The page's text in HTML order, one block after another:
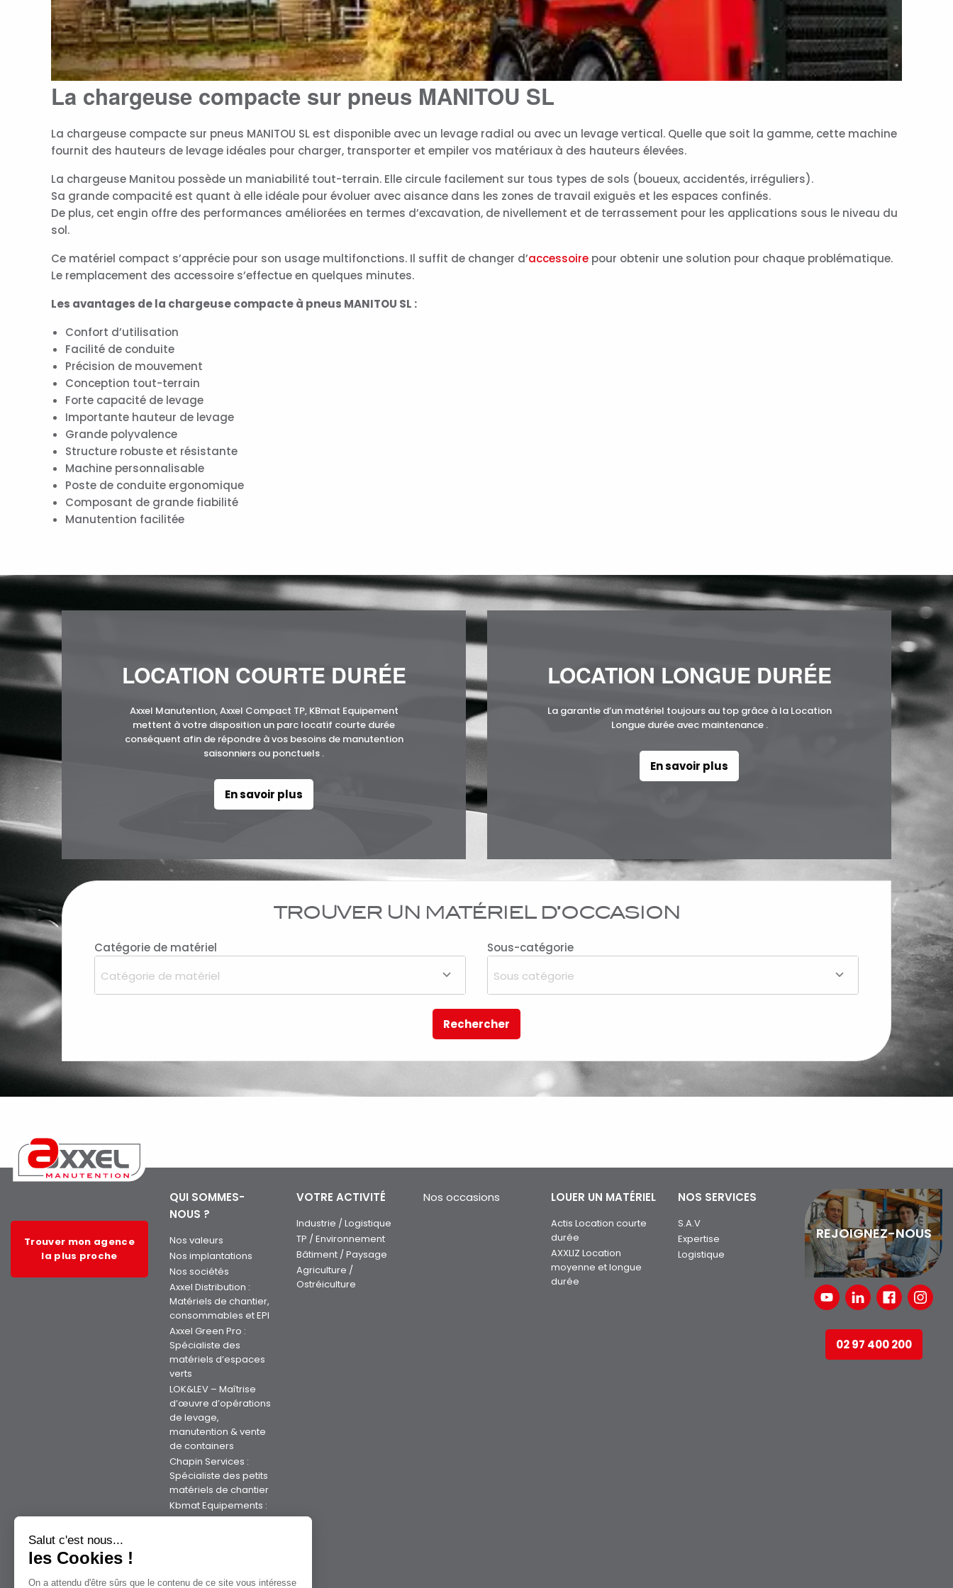
La chargeuse compacte sur pneus MANITOU SL
La chargeuse compacte sur pneus MANITOU SL est disponible avec un levage radial ou avec un levage vertical. Quelle que soit la gamme, cette machine
fournit des hauteurs de levage idéales pour charger, transporter et empiler vos matériaux à des hauteurs élevées.
La chargeuse Manitou possède un maniabilité tout-terrain. Elle circule facilement sur tous types de sols (boueux, accidentés, irréguliers).
Sa grande compacité est quant à elle idéale pour évoluer avec aisance dans les zones de travail exiguës et les espaces confinés.
De plus, cet engin offre des performances améliorées en termes d’excavation, de nivellement et de terrassement pour les applications sous le niveau du
sol.
Ce matériel compact s’apprécie pour son usage multifonctions. Il suffit de changer d’accessoire pour obtenir une solution pour chaque problématique.
Le remplacement des accessoire s’effectue en quelques minutes.
Les avantages de la chargeuse compacte à pneus MANITOU SL :
Confort d’utilisation
Facilité de conduite
Précision de mouvement
Conception tout-terrain
Forte capacité de levage
Importante hauteur de levage
Grande polyvalence
Structure robuste et résistante
Machine personnalisable
Poste de conduite ergonomique
Composant de grande fiabilité
Manutention facilitée
LOCATION COURTE DURÉE
Axxel Manutention, Axxel Compact TP, KBmat Equipement
mettent à votre disposition un parc locatif courte durée
conséquent afin de répondre à vos besoins de manutention
saisonniers ou ponctuels .
En savoir plus
LOCATION LONGUE DURÉE
La garantie d’un matériel toujours au top grâce à la Location
Longue durée avec maintenance .
En savoir plus
TROUVER UN MATÉRIEL D’OCCASION
Catégorie de matériel
Catégorie de matériel
Sous-catégorie
Sous catégorie
Rechercher
Trouver mon agence
la plus proche
QUI SOMMES-
NOUS ?
Nos valeurs
Nos implantations
Nos sociétés
Axxel Distribution :
Matériels de chantier,
consommables et EPI
Axxel Green Pro :
Spécialiste des
matériels d’espaces
verts
LOK&LEV – Maîtrise
d’œuvre d’opérations
de levage,
manutention & vente
de containers
Chapin Services :
Spécialiste des petits
matériels de chantier
Kbmat Equipements :
Votre expert Kubota
matériels sur la
VOTRE ACTIVITÉ
Industrie / Logistique
TP / Environnement
Bâtiment / Paysage
Agriculture /
Ostréiculture
Nos occasions LOUER UN MATÉRIEL
Actis Location courte
durée
AXXLIZ Location
moyenne et longue
durée
NOS SERVICES
S.A.V
Expertise
Logistique
REJOIGNEZ-NOUS
02 97 400 200
Salut c'est nous...
les Cookies !
On a attendu d'être sûrs que le contenu de ce site vous intéresse